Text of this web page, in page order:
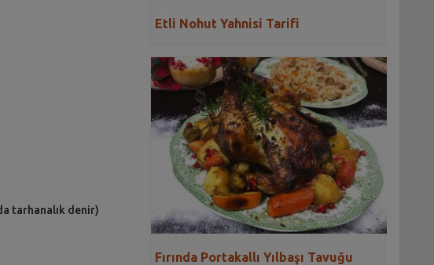
tarhanalık denir)
Etli Nohut Yahnisi Tarifi
Fırında Portakallı Yılbaşı Tavuğu